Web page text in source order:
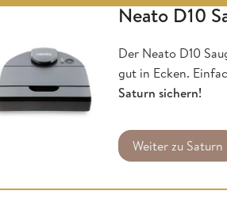
Neato D10
Der Neato D10
gut in Ecken.
Saturn sichern!
Weiter zu Saturn